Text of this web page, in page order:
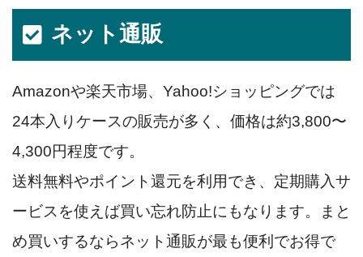
ネット通販
Amazonや楽天市場、Yahoo!ショッピングでは
24本入りケースの販売が多く、価格は約3,800〜
4,300円程度です。
送料無料やポイント還元を利用でき、定期購入サ
ービスを使えば買い忘れ防止にもなります。まと
め買いするならネット通販が最も便利でお得で